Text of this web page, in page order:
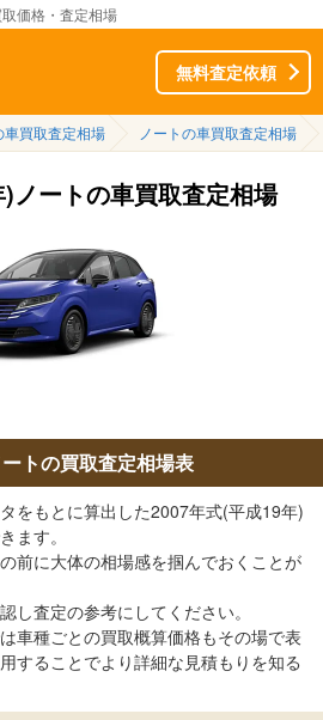
価格・査定相場
無料査定依頼
車買取査定相場 ノートの車買取査定相場
ノートの車買取査定相場
トの買取査定相場表
をもとに算出した2007年式(平成19年)
ます。
前に大体の相場感を掴んでおくことが
し査定の参考にしてください。
車種ごとの買取概算価格もその場で表
することでより詳細な見積もりを知る